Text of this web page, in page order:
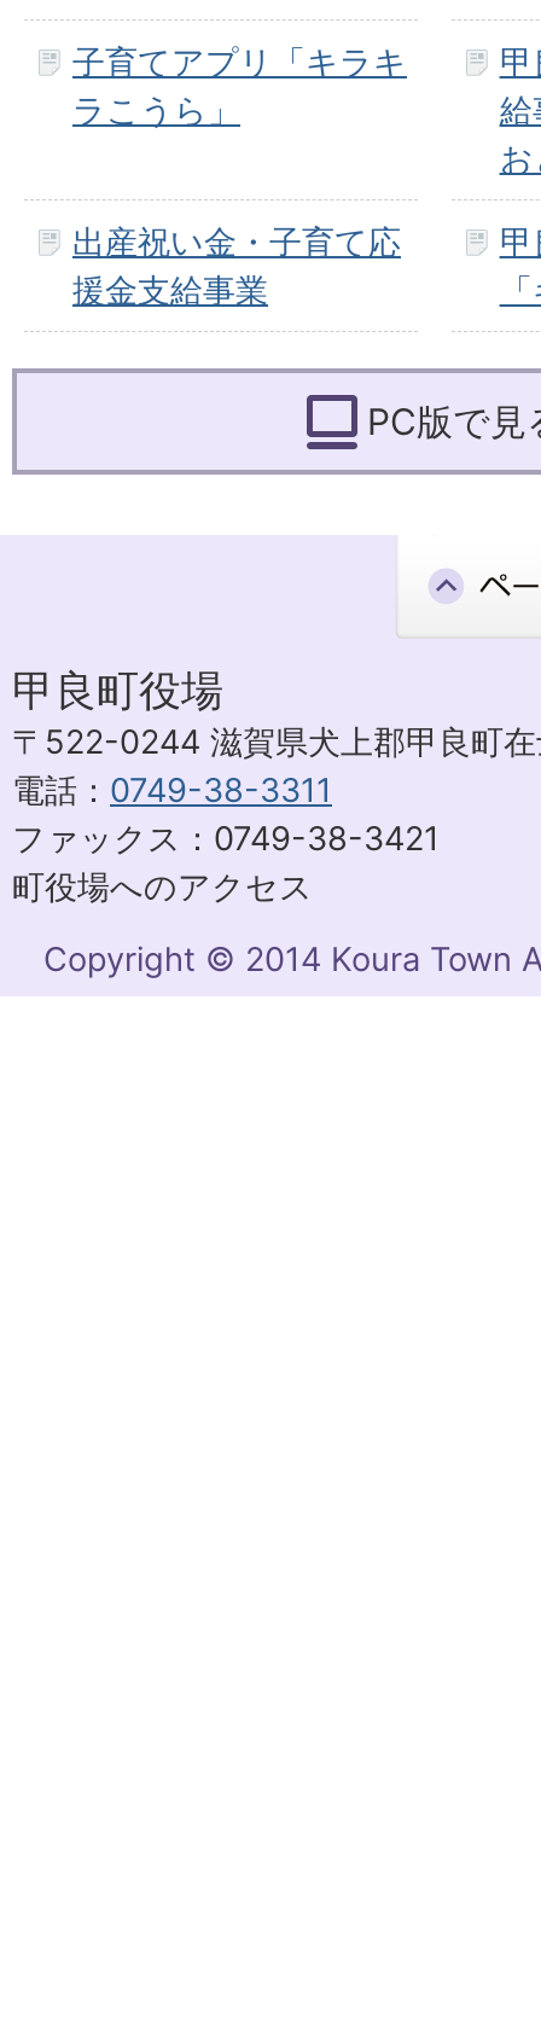
子育てアプリ「キラキ
ラこうら」
給
出産祝い金・子育て応
援金支給事業
PC版で見
甲良町役場
〒522-0244 滋賀県犬上郡甲良町
電話： 0749-38-3311
ファックス：0749-38-3421
町役場へのアクセス
Copyright © 2014 Koura Town